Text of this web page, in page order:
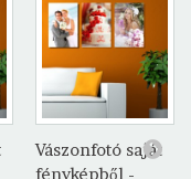
Vászonfotó saját
fényképből -